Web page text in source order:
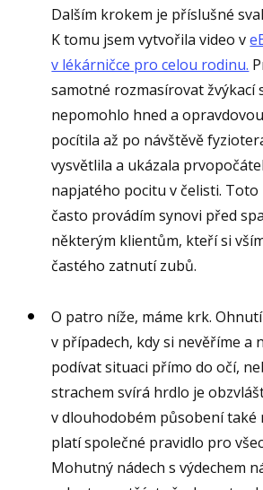
Dalším krokem je příslušné
K tomu jsem vytvořila video v
v lékárničce pro celou rodinu.
samotné rozmasírovat žvýkací
nepomohlo hned a
pocítila až po návštěvě
vysvětlila a ukázala
napjatého pocitu v čelisti.
často provádím synovi před
některým klientům, kteří si
častého zatnutí zubů.
O patro níže, máme krk.
v případech, kdy si nevěříme a
podívat situaci přímo do očí,
strachem svírá hrdlo je
v dlouhodobém působení také
platí společné pravidlo pro
Mohutný nádech s výdechem